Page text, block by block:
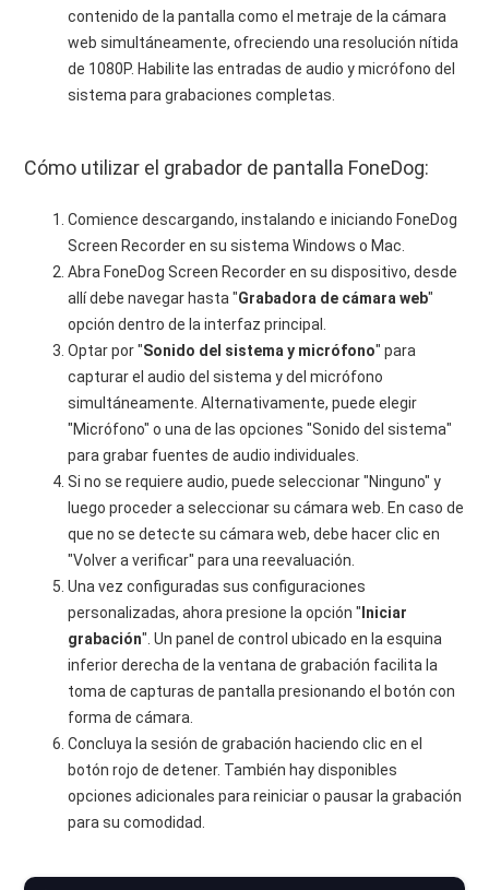
contenido de la pantalla como el metraje de la cámara
web simultáneamente, ofreciendo una resolución nítida
de 1080P. Habilite las entradas de audio y micrófono del
sistema para grabaciones completas.
Cómo utilizar el grabador de pantalla FoneDog:
Comience descargando, instalando e iniciando FoneDog
Screen Recorder en su sistema Windows o Mac.
Abra FoneDog Screen Recorder en su dispositivo, desde
allí debe navegar hasta "Grabadora de cámara web"
opción dentro de la interfaz principal.
Optar por "Sonido del sistema y micrófono" para
capturar el audio del sistema y del micrófono
simultáneamente. Alternativamente, puede elegir
"Micrófono" o una de las opciones "Sonido del sistema"
para grabar fuentes de audio individuales.
Si no se requiere audio, puede seleccionar "Ninguno" y
luego proceder a seleccionar su cámara web. En caso de
que no se detecte su cámara web, debe hacer clic en
"Volver a verificar" para una reevaluación.
Una vez configuradas sus configuraciones
personalizadas, ahora presione la opción " Iniciar
grabación". Un panel de control ubicado en la esquina
inferior derecha de la ventana de grabación facilita la
toma de capturas de pantalla presionando el botón con
forma de cámara.
Concluya la sesión de grabación haciendo clic en el
botón rojo de detener. También hay disponibles
opciones adicionales para reiniciar o pausar la grabación
para su comodidad.